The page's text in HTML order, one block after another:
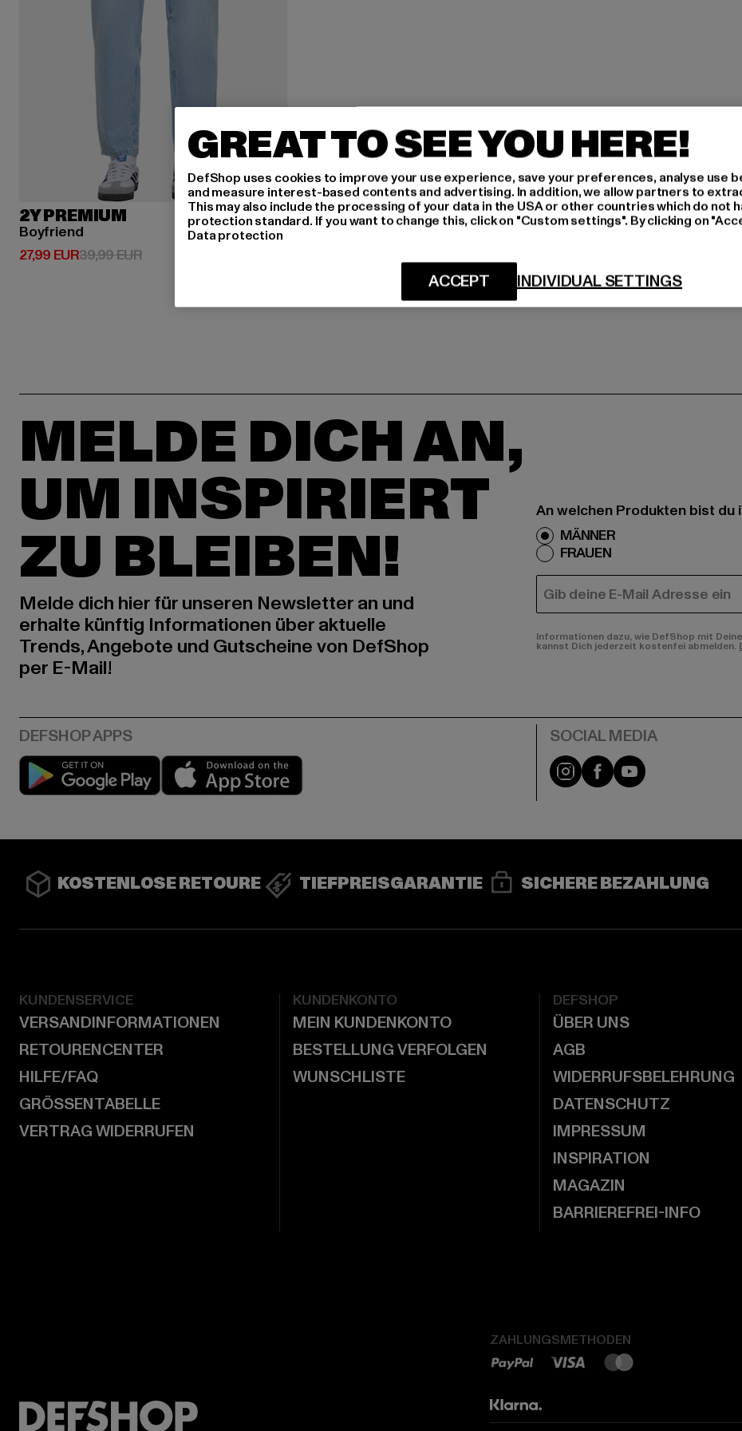
2Y PREMIUM
Boyfriend
27,99 EUR
Derzeitiger Preis: 27,99 EUR
39,99 EURAktionspreis: 39,99 EUR
MELDE DICH AN,
UM INSPIRIERT
ZU BLEIBEN!
Melde dich hier für unseren Newsletter an und
erhalte künftig Informationen über aktuelle
Trends, Angebote und Gutscheine von DefShop
per E-Mail!
An welchen Produkten bist
MÄNNER
FRAUEN
E-MAIL
Informationen dazu, wie DefShop mit
kannst Dich jederzeit kostenfei abmelden.
Play market Instagram
FacebookYouTube
KOSTENLOSE RETOURE TIEFPREISGARANTIE SICHERE BEZAHLUNG
KUNDENSERVICE
VERSANDINFORMATIONEN
RETOURENCENTER
HILFE/FAQ
GRÖSSENTABELLE
VERTRAG WIDERRUFEN
KUNDENKONTO
MEIN KUNDENKONTO
BESTELLUNG VERFOLGEN
WUNSCHLISTE
DEFSHOP
ÜBER UNS
AGB
WIDERRUFSBELEHRUNG
DATENSCHUTZ
IMPRESSUM
INSPIRATION
MAGAZIN
BARRIEREFREI-INFO
ZAHLUNGSMETHODEN
GREAT TO SEE YOU HERE!
DefShop uses cookies to improve your use experience, save your preferences, analyse use
and measure interest-based contents and advertising. In addition, we allow partners to
This may also include the processing of your data in the USA or other countries which do not
protection standard. If you want to change this, click on "Custom settings". By clicking on
Data protection
INDIVIDUAL SETTINGS
ACCEPT